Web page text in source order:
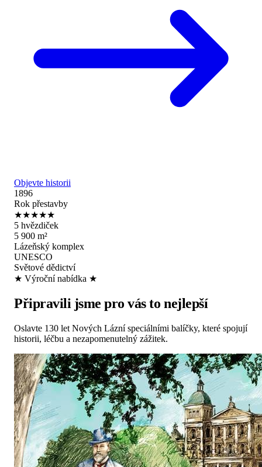
Objevte historii
1896
Rok přestavby
★★★★★
5 hvězdiček
5 900 m²
Lázeňský komplex
UNESCO
Světové dědictví
★ Výroční nabídka ★
Připravili jsme pro vás to nejlepší
Oslavte 130 let Nových Lázní speciálními balíčky, které spojují
historii, léčbu a nezapomenutelný zážitek.